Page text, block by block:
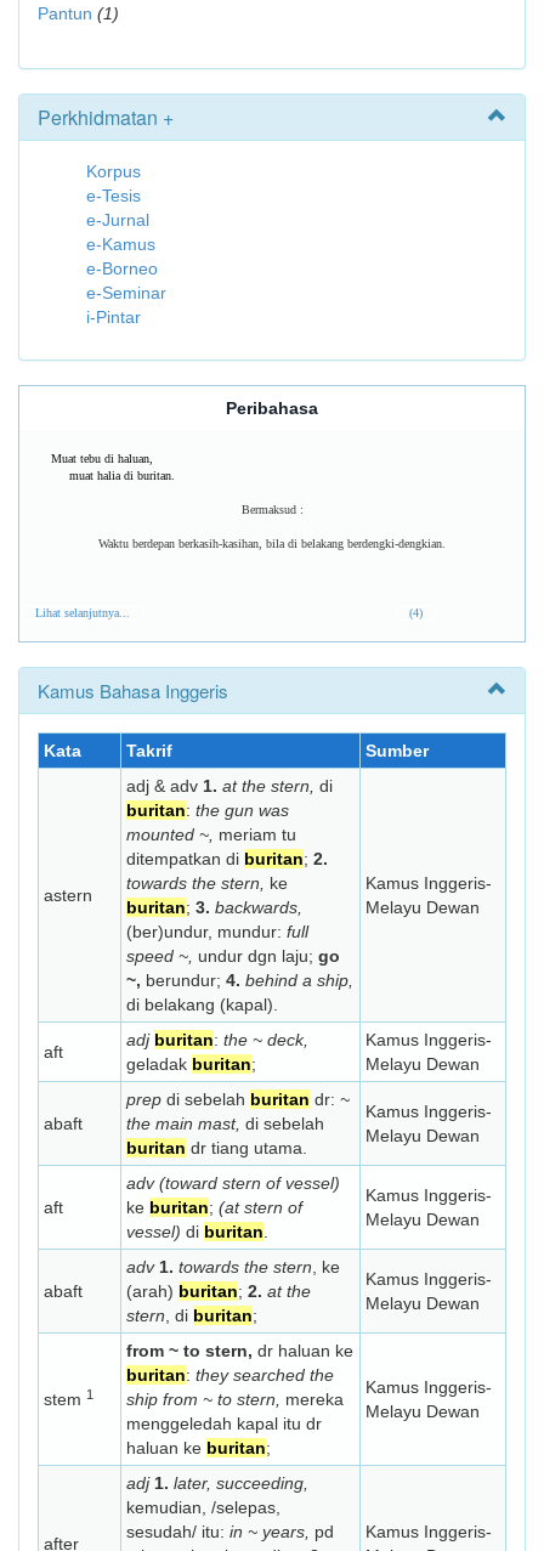
Pantun (1)
Perkhidmatan +
Korpus
e-Tesis
e-Jurnal
e-Kamus
e-Borneo
e-Seminar
i-Pintar
Peribahasa
Muat tebu di haluan,
muat halia di buritan.
Bermaksud :
Waktu berdepan berkasih-kasihan, bila di belakang berdengki-dengkian.
Lihat selanjutnya... (4)
Kamus Bahasa Inggeris
Kata Takrif Sumber
astern
adj & adv 1. at the stern, di
buritan: the gun was
mounted ~, meriam tu
ditempatkan di buritan; 2.
towards the stern,
ke
buritan; 3. backwards,
(ber)undur, mundur: full
speed ~, undur dgn laju; go
~, berundur; 4. behind a ship,
di belakang (kapal).
Kamus Inggeris-
Melayu Dewan
aft
adj buritan: the ~ deck,
geladak buritan;
Kamus Inggeris-
Melayu Dewan
abaft
prep di sebelah buritan dr: ~
the main mast, di sebelah
buritan dr tiang utama.
Kamus Inggeris-
Melayu Dewan
aft
adv (toward stern of vessel)
ke buritan; (at stern of
vessel) di buritan
Kamus Inggeris-
Melayu Dewan
abaft
adv 1. towards the stern , ke
(arah) buritan; 2. at the
stern , di buritan;
Kamus Inggeris-
Melayu Dewan
stem 1
from ~ to stern, dr haluan ke
buritan: they searched the
ship from ~ to stern,
mereka
menggeledah kapal itu dr
haluan ke buritan;
Kamus Inggeris-
Melayu Dewan
after
adj 1. later, succeeding,
kemudian, /selepas,
sesudah/ itu: in ~ years, pd
Kamus Inggeris-